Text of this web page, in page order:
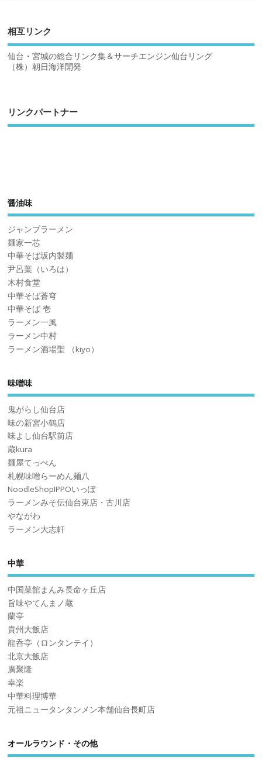
相互リンク
仙台・宮城の総合リンク集＆サーチエンジン仙台リング
（株）朝日海洋開発
リンクパートナー
醤油味
ジャンプラーメン
麺家一芯
中華そば坂内製麺
尹呂葉（いろは）
木村食堂
中華そば蒼穹
中華そば 壱
ラーメン一風
ラーメン中村
ラーメン酒場聖 （kiyo）
味噌味
鬼がらし仙台店
味の新宮小鶴店
味よし仙台駅前店
蔵kura
麺屋てっぺん
札幌味噌らーめん麺八
NoodleShopIPPOいっぽ
ラーメンみそ伝仙台東店・古川店
やながわ
ラーメン大志軒
中華
中国菜館まんみ長命ヶ丘店
旨味やてんまノ蔵
蘭亭
貴州大飯店
龍呑亭（ロンタンテイ）
北京大飯店
廣聚隆
幸楽
中華料理博華
元祖ニュータンタンメン本舗仙台長町店
オールラウンド・その他